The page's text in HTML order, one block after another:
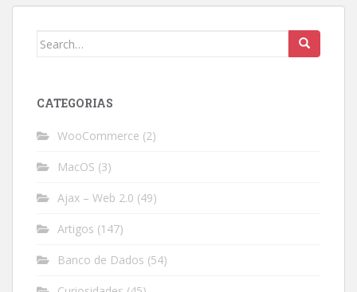
Search
CATEGORIAS
WooCommerce (2)
MacOS (3)
Ajax – Web 2.0 (49)
Artigos (147)
Banco de Dados (54)